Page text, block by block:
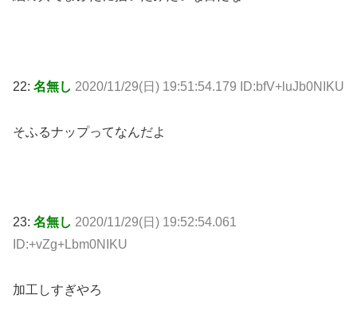
22: 名無し 2020/11/29(日) 19:51:54.179 ID:bfV+luJb0NIKU
そふるナップってなんだよ
23: 名無し 2020/11/29(日) 19:52:54.061
ID:+vZg+Lbm0NIKU
加工しすぎやろ